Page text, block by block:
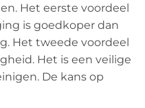
Het eerste voordeel
is goedkoper dan
Het tweede voordeel
Het is een veilige
De kans op